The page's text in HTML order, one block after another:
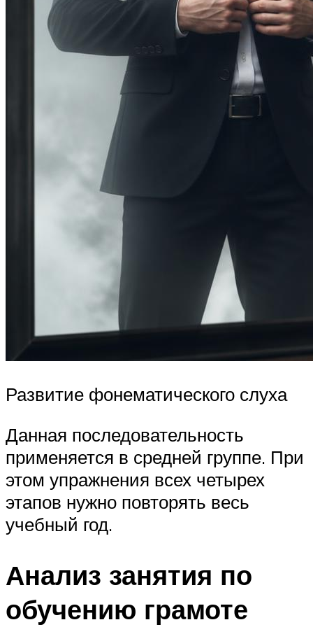
Развитие фонематического слуха
Данная последовательность
применяется в средней группе. При
этом упражнения всех четырех
этапов нужно повторять весь
учебный год.
Анализ занятия по
обучению грамоте